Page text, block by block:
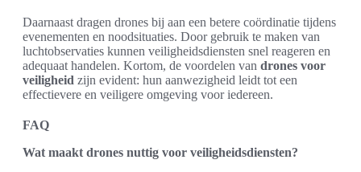
Daarnaast dragen drones bij aan een betere coördinatie tijdens
evenementen en noodsituaties. Door gebruik te maken van
luchtobservaties kunnen veiligheidsdiensten snel reageren en
adequaat handelen. Kortom, de voordelen van drones voor
veiligheid zijn evident: hun aanwezigheid leidt tot een
effectievere en veiligere omgeving voor iedereen.
FAQ
Wat maakt drones nuttig voor veiligheidsdiensten?